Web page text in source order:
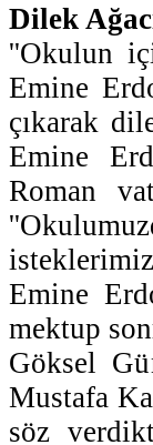
Dilek
''Okulun
Emine
çıkarak
Emine
Roman
Emine
mektup
Göksel
Mustafa
söz